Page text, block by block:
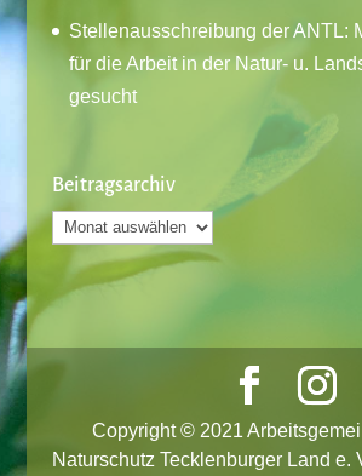
Stellenausschreibung der ANTL:
für die Arbeit in der Natur- u.
gesucht
Beitragsarchiv
Beitragsarchiv
Copyright © 2021
Naturschutz Tecklenburger Land e.